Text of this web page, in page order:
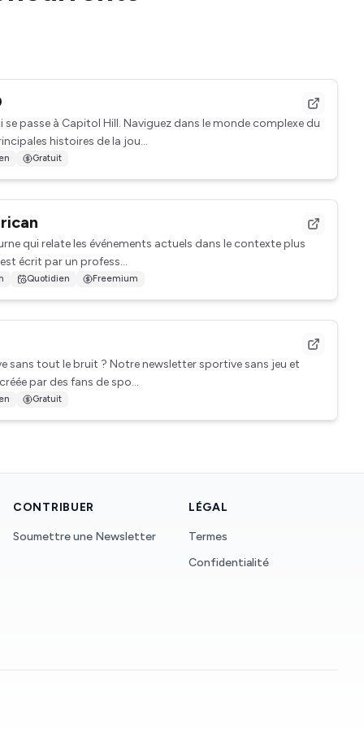
passe à Capitol Hill. Naviguez dans le monde complexe du
histoires de la jou...
Gratuit
qui relate les événements actuels dans le contexte plus
écrit par un profess...
Quotidien Freemium
sans tout le bruit ? Notre newsletter sportive sans jeu et
par des fans de spo...
Gratuit
CONTRIBUER
Soumettre une Newsletter
LÉGAL
Termes
Confidentialité